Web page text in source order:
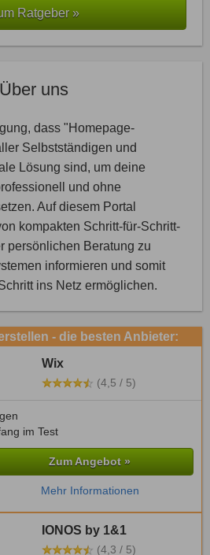
Ratgeber »
Über uns
dass "Homepage-
Selbstständigen und
Lösung sind, um deine
und ohne
Auf diesem Portal
kompakten Schritt-für-Schritt-
persönlichen Beratung zu
informieren und somit
ins Netz ermöglichen.
- die besten Anbieter:
Wix
(4,5 / 5)
im Test
Zum Angebot »
Mehr Informationen
IONOS by 1&1
(4,3 / 5)